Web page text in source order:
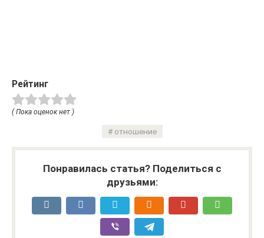
Рейтинг
( Пока оценок нет )
отношение
Понравилась статья? Поделиться с
друзьями: